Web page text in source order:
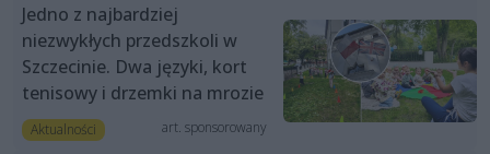
Jedno z najbardziej
niezwykłych przedszkoli w
Szczecinie. Dwa języki, kort
tenisowy i drzemki na mrozie
Aktualności art. sponsorowany